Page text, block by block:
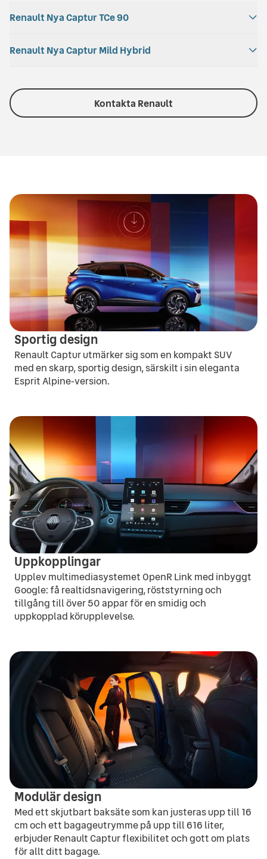
Renault Nya Captur TCe 90
Acceleration
Bagageutrymme
Max bagageutrymme
616
1299kg
5.9l/100 km
FWD
Renault Nya Captur Mild Hybrid
8.5
Bränsleförbrukning
5.9l/100 km
Drivhjul
FWD
Kontakta Renault
Sportig design
Renault Captur utmärker sig som en kompakt SUV
med en skarp, sportig design, särskilt i sin eleganta
Esprit Alpine-version.
Uppkopplingar
Upplev multimediasystemet OpenR Link med inbyggt
Google: få realtidsnavigering, röststyrning och
tillgång till över 50 appar för en smidig och
uppkopplad körupplevelse.
Modulär design
Med ett skjutbart baksäte som kan justeras upp till 16
cm och ett bagageutrymme på upp till 616 liter,
erbjuder Renault Captur flexibilitet och gott om plats
för allt ditt bagage.